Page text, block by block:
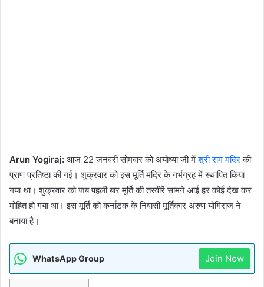
Arun Yogiraj: आज 22 जनवरी सोमवार को अयोध्या जी मेंश्री राम मंदिरकी
प्राण प्रतिष्ठा की गई। शुक्रवार को इस मूर्ति मंदिर के गर्भग्रह में स्थापित किया
गया था। शुक्रवार को जब पहली बार मूर्ति की तस्वीरें सामने आई हर कोई देख कर
मोहित हो गया था। इस मूर्ति को कर्नाटक के निवासी मूर्तिकार अरुण योगिराज ने
बनाया है।
WhatsApp Group Join Now